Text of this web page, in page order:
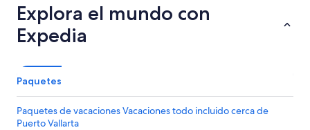
Vacaciones
Familiares
Explora el mundo con
Expedia
Paquetes
Paquetes de vacaciones Vacaciones todo incluido cerca de
Puerto Vallarta